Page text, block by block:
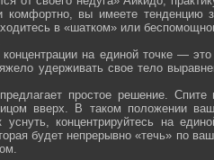
комфортно, вы имеете тенденцию
в «шатком» или
на единой точке —
удерживать свое тело
простое решение.
вверх. В таком положении
концентрируйтесь на
будет непрерывно «течь» по